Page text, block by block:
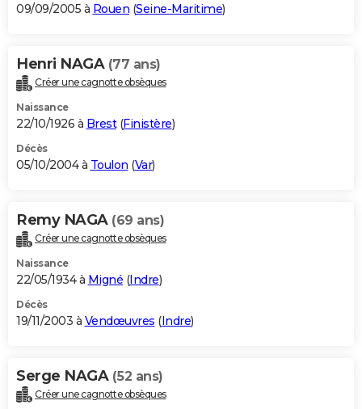
09/09/2005 à Rouen (Seine-Maritime)
Henri NAGA (77 ans)
Créer une cagnotte obsèques
Naissance
22/10/1926 à Brest(Finistère)
Décès
05/10/2004 à Toulon (Var)
Remy NAGA (69 ans)
Créer une cagnotte obsèques
Naissance
22/05/1934 à Migné (Indre)
Décès
19/11/2003 à Vendœuvres (Indre)
Serge NAGA (52 ans)
Créer une cagnotte obsèques